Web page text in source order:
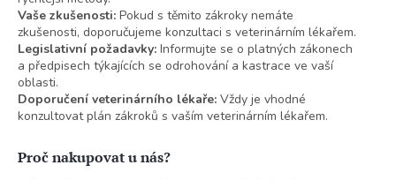
Vaše zkušenosti: Pokud s těmito zákroky nemáte
zkušenosti, doporučujeme konzultaci s veterinárním lékařem.
Legislativní požadavky: Informujte se o platných zákonech
a předpisech týkajících se odrohování a kastrace ve vaší
oblasti.
Doporučení veterinárního lékaře: Vždy je vhodné
konzultovat plán zákroků s vaším veterinárním lékařem.
Proč nakupovat u nás?